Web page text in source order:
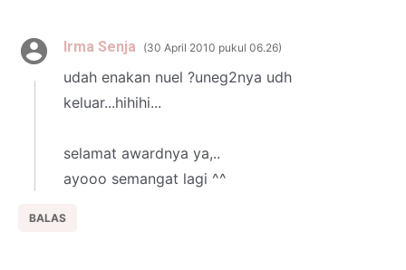
Irma Senja 30 April 2010 pukul 06.26
udah enakan nuel ?uneg2nya udh
keluar...hihihi...
selamat awardnya ya,..
ayooo semangat lagi ^^
BALAS